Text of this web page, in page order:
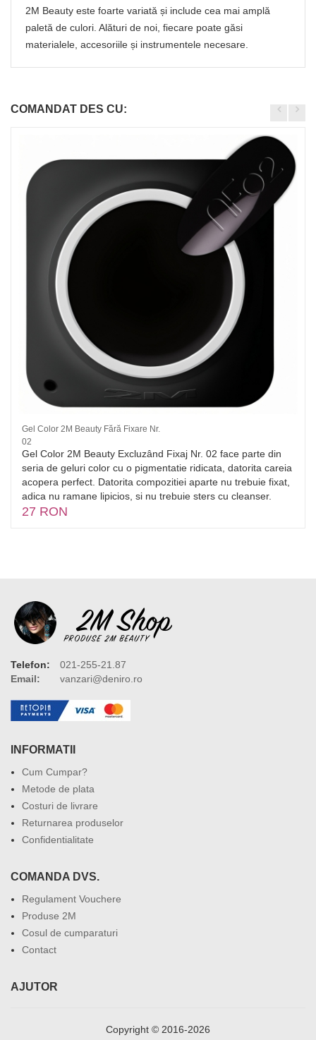
2M Beauty este foarte variată și include cea mai amplă
paletă de culori. Alături de noi, fiecare poate găsi
materialele, accesoriile și instrumentele necesare.
COMANDAT DES CU:
Gel Color 2M Beauty Fără Fixare Nr.
02
Gel Color 2M Beauty Excluzând Fixaj Nr. 02 face parte din
seria de geluri color cu o pigmentatie ridicata, datorita careia
acopera perfect. Datorita compozitiei aparte nu trebuie fixat,
adica nu ramane lipicios, si nu trebuie sters cu cleanser.
27 RON
Telefon:
021-255-21.87
Email:
vanzari@deniro.ro
INFORMATII
Cum Cumpar?
Metode de plata
Costuri de livrare
Returnarea produselor
Confidentialitate
COMANDA DVS.
Regulament Vouchere
Produse 2M
Cosul de cumparaturi
Contact
AJUTOR
Copyright © 2016-2026